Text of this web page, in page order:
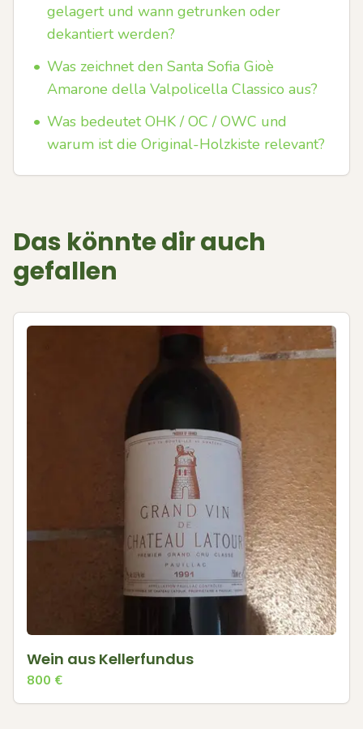
gelagert und wann getrunken oder
dekantiert werden?
• Was zeichnet den Santa Sofia Gioè
Amarone della Valpolicella Classico aus?
• Was bedeutet OHK / OC / OWC und
warum ist die Original-Holzkiste relevant?
Das könnte dir auch
gefallen
Wein aus Kellerfundus
800 €